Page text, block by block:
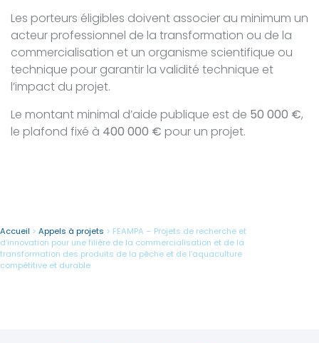
Les porteurs éligibles doivent associer au minimum un
acteur professionnel de la transformation ou de la
commercialisation et un organisme scientifique ou
technique pour garantir la validité technique et
l’impact du projet.
Le montant minimal d’aide publique est de 50 000 €,
le plafond fixé à 400 000 € pour un projet.
Accueil > Appels à projets > FEAMPA – Projets de recherche et
d’innovation pour une filière de la commercialisation et de la
transformation des produits de la pêche et de l’aquaculture
compétitive et durable